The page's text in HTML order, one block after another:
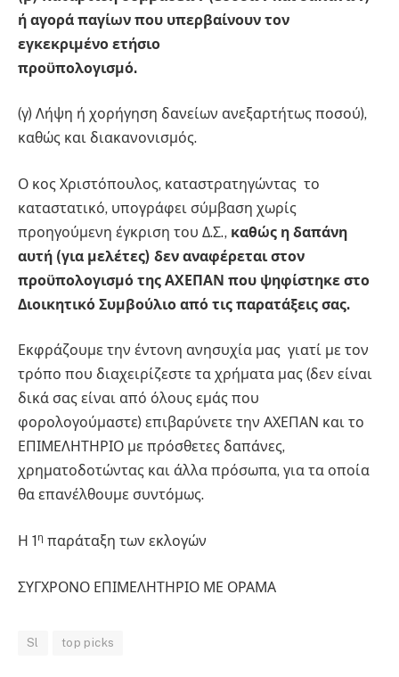
ή αγορά παγίων που υπερβαίνουν τον
εγκεκριμένο ετήσιο
προϋπολογισμό.
(γ) Λήψη ή χορήγηση δανείων ανεξαρτήτως ποσού),
καθώς και διακανονισμός.
Ο κος Χριστόπουλος, καταστρατηγώντας το
καταστατικό, υπογράφει σύμβαση χωρίς
προηγούμενη έγκριση του Δ.Σ., καθώς η δαπάνη
αυτή (για μελέτες) δεν αναφέρεται στον
προϋπολογισμό της ΑΧΕΠΑΝ που ψηφίστηκε στο
Διοικητικό Συμβούλιο από τις παρατάξεις σας.
Εκφράζουμε την έντονη ανησυχία μας γιατί με τον
τρόπο που διαχειρίζεστε τα χρήματα μας (δεν είναι
δικά σας είναι από όλους εμάς που
φορολογούμαστε) επιβαρύνετε την ΑΧΕΠΑΝ και το
ΕΠΙΜΕΛΗΤΗΡΙΟ με πρόσθετες δαπάνες,
χρηματοδοτώντας και άλλα πρόσωπα, για τα οποία
θα επανέλθουμε συντόμως.
Η 1η παράταξη των εκλογών
ΣΥΓΧΡΟΝΟ ΕΠΙΜΕΛΗΤΗΡΙΟ ΜΕ ΟΡΑΜΑ
Sl top picks